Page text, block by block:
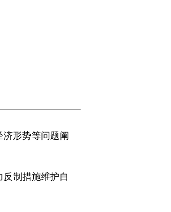
形势等问题阐
制措施维护自